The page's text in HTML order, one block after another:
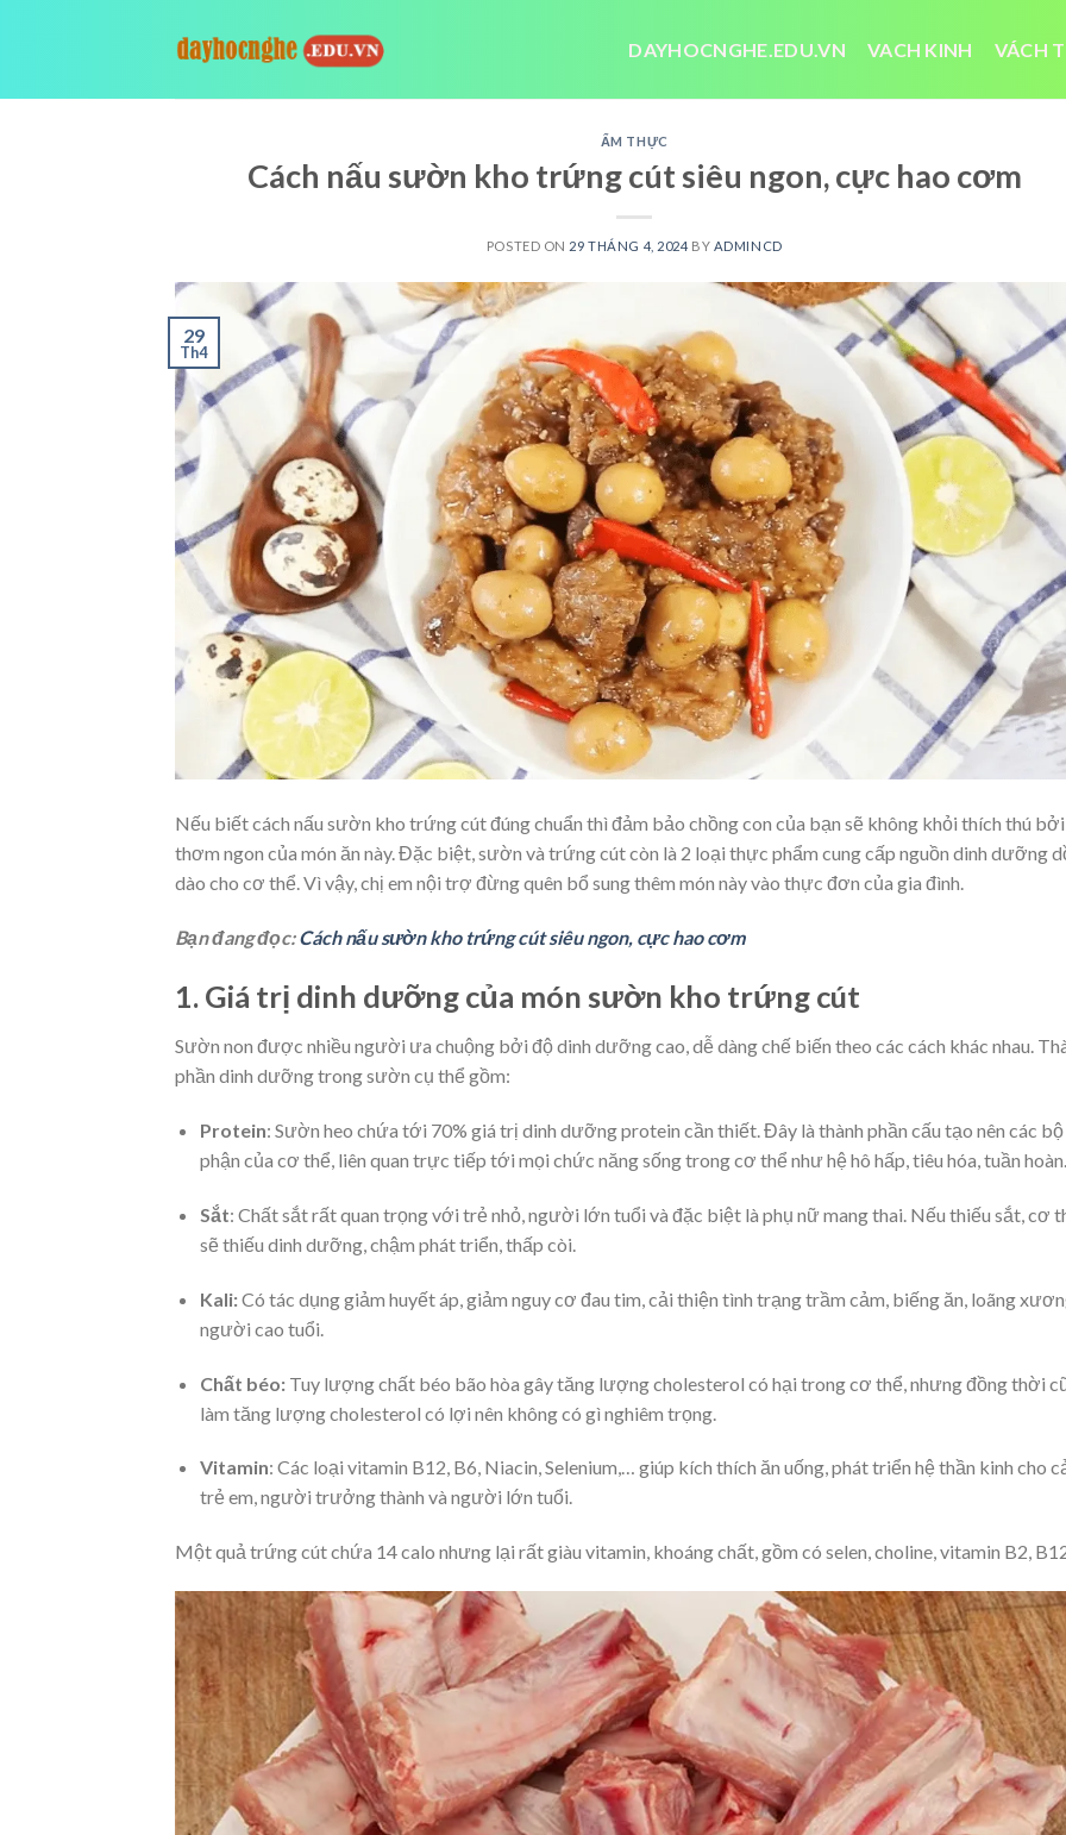
DAYHOCNGHE.EDU.VN VACH KINH VÁCH
ẨM THỰC
Cách nấu sườn kho trứng cút siêu ngon, cực hao cơm
POSTED ON 29 THÁNG 4, 2024 BY ADMINCD
29
Th4
Nếu biết cách nấu sườn kho trứng cút đúng chuẩn thì đảm bảo chồng con của bạn sẽ không khỏi thích thú
thơm ngon của món ăn này. Đặc biệt, sườn và trứng cút còn là 2 loại thực phẩm cung cấp nguồn dinh dưỡng
dào cho cơ thể. Vì vậy, chị em nội trợ đừng quên bổ sung thêm món này vào thực đơn của gia đình.
Bạn đang đọc:Cách nấu sườn kho trứng cút siêu ngon, cực hao cơm
1. Giá trị dinh dưỡng của món sườn kho trứng cút
Sườn non được nhiều người ưa chuộng bởi độ dinh dưỡng cao, dễ dàng chế biến theo các cách khác nhau.
phần dinh dưỡng trong sườn cụ thể gồm:
Protein: Sườn heo chứa tới 70% giá trị dinh dưỡng protein cần thiết. Đây là thành phần cấu tạo nên các bộ
phận của cơ thể, liên quan trực tiếp tới mọi chức năng sống trong cơ thể như hệ hô hấp, tiêu hóa, tuần hoàn.
Sắt: Chất sắt rất quan trọng với trẻ nhỏ, người lớn tuổi và đặc biệt là phụ nữ mang thai. Nếu thiếu sắt, cơ
sẽ thiếu dinh dưỡng, chậm phát triển, thấp còi.
Kali:Có tác dụng giảm huyết áp, giảm nguy cơ đau tim, cải thiện tình trạng trầm cảm, biếng ăn, loãng
người cao tuổi.
Chất béo:Tuy lượng chất béo bão hòa gây tăng lượng cholesterol có hại trong cơ thể, nhưng đồng thời
làm tăng lượng cholesterol có lợi nên không có gì nghiêm trọng.
Vitamin: Các loại vitamin B12, B6, Niacin, Selenium,… giúp kích thích ăn uống, phát triển hệ thần kinh cho
trẻ em, người trưởng thành và người lớn tuổi.
Một quả trứng cút chứa 14 calo nhưng lại rất giàu vitamin, khoáng chất, gồm có selen, choline, vitamin B2,